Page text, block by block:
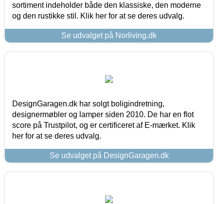
sortiment indeholder både den klassiske, den moderne
og den rustikke stil. Klik her for at se deres udvalg.
Se udvalget på Norliving.dk
DesignGaragen.dk har solgt boligindretning,
designermøbler og lamper siden 2010. De har en flot
score på Trustpilot, og er certificeret af E-mærket. Klik
her for at se deres udvalg.
Se udvalget på DesignGaragen.dk